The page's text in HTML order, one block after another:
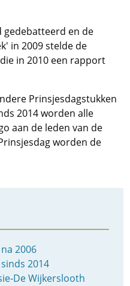
gedebatteerd en de
in 2009 stelde de
in 2010 een rapport
Prinsjesdagstukken
2014 worden alle
aan de leden van de
worden de
2006
2014
De Wijkerslooth